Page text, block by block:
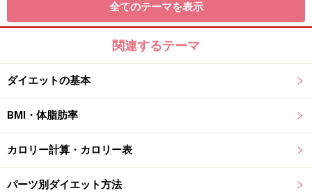
全てのテーマを表示
関連するテーマ
ダイエットの基本
BMI・体脂肪率
カロリー計算・カロリー表
パーツ別ダイエット方法